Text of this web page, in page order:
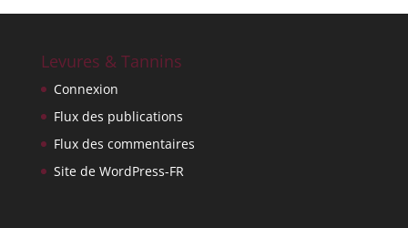
PARTICULI?
Levures & Tannins
Connexion
Flux des publications
Flux des commentaires
Site de WordPress-FR